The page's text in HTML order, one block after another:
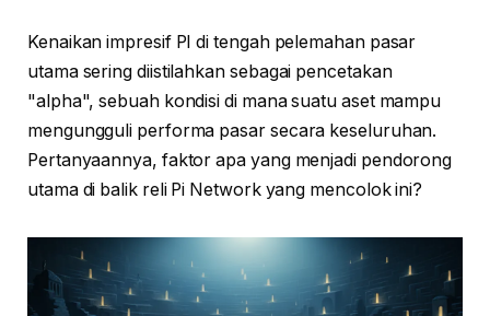
Kenaikan impresif PI di tengah pelemahan pasar
utama sering diistilahkan sebagai pencetakan
"alpha", sebuah kondisi di mana suatu aset mampu
mengungguli performa pasar secara keseluruhan.
Pertanyaannya, faktor apa yang menjadi pendorong
utama di balik reli Pi Network yang mencolok ini?